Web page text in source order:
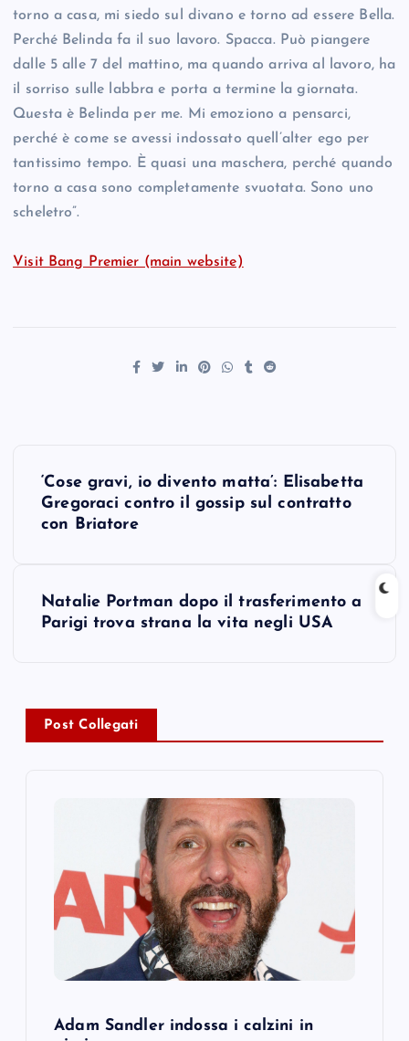
torno a casa, mi siedo sul divano e torno ad essere Bella.
Perché Belinda fa il suo lavoro. Spacca. Può piangere
dalle 5 alle 7 del mattino, ma quando arriva al lavoro, ha
il sorriso sulle labbra e porta a termine la giornata.
Questa è Belinda per me. Mi emoziono a pensarci,
perché è come se avessi indossato quell’alter ego per
tantissimo tempo. È quasi una maschera, perché quando
torno a casa sono completamente svuotata. Sono uno
scheletro”.
Visit Bang Premier (main website)
v
‘Cose gravi, io divento matta’: Elisabetta
Gregoraci contro il gossip sul contratto
con Briatore
Natalie Portman dopo il trasferimento a
Parigi trova strana la vita negli USA
Post Collegati
Adam Sandler indossa i calzini in